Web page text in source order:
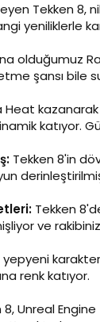
Tekken
yeniliklerle
olduğumuz
şansı bile
Heat
katıyor.
Tekken 8'in
Tekken
ve
yepyeni
renk katıyor.
8, Unreal